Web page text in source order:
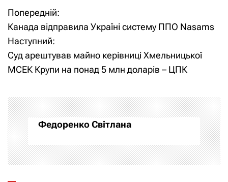
Н
а
в
г
а
ц
і
Попередній:
Канада відправила Україні систему ППО Nasams
Наступний:
Суд арештував майно керівниці Хмельницької
МСЕК Крупи на понад 5 млн доларів – ЦПК
Федоренко Світлана